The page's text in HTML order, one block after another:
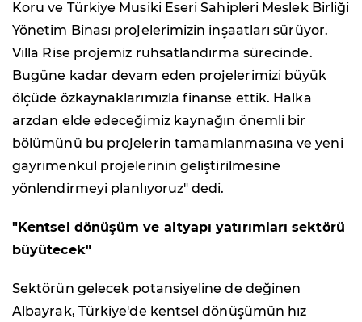
Koru ve Türkiye Musiki Eseri Sahipleri Meslek Birliği
Yönetim Binası projelerimizin inşaatları sürüyor.
Villa Rise projemiz ruhsatlandırma sürecinde.
Bugüne kadar devam eden projelerimizi büyük
ölçüde özkaynaklarımızla finanse ettik. Halka
arzdan elde edeceğimiz kaynağın önemli bir
bölümünü bu projelerin tamamlanmasına ve yeni
gayrimenkul projelerinin geliştirilmesine
yönlendirmeyi planlıyoruz" dedi.
"Kentsel dönüşüm ve altyapı yatırımları sektörü
büyütecek"
Sektörün gelecek potansiyeline de değinen
Albayrak, Türkiye'de kentsel dönüşümün hız